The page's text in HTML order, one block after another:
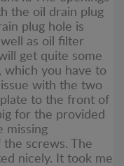
the oil drain plug
plug hole is
as oil filter
get quite some
which you have to
with the two
to the front of
for the provided
missing
screws. The
nicely. It took me